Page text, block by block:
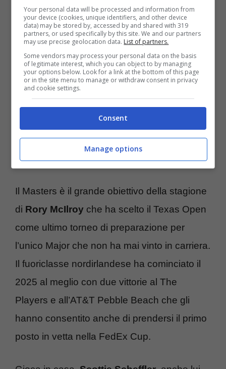
secondo giro del Velspar Championship. Per
la seconda volta in stagione, l’azzurro non è
Era accaduto già al Cognizant Classic. Per
Matteo c’è una motivazione in più per
Open, infatti, avrà diritto a un invito
all’Augusta Masters, il primo Major della
stagione in programma dal 10 al 13 aprile.
Il Masters è il grande obiettivo della stagione
di Rory McIlroy che ha scelto il Texas Open
come ultimo torneo di preparazione per
l’unico Major che non ha mai vinto in carriera.
Il fuoriclasse nordirlandese ha cominciato il
2025 al meglio con due vittorie al The
Players e all’AT&T Pebble Beach che gli
hanno consentito anche di prendersi il primo
posto in vetta nella FedEx Cup.
Your personal data will be processed and information from
your device (cookies, unique identifiers, and other device
data) may be stored by, accessed by and shared with 319
partners, or used specifically by this site. We and our partners
may use precise geolocation data. List of partners.
Some vendors may process your personal data on the basis
of legitimate interest, which you can object to by managing
your options below. Look for a link at the bottom of this page
or in the site menu to manage or withdraw consent in privacy
and cookie settings.
Consent
Manage options